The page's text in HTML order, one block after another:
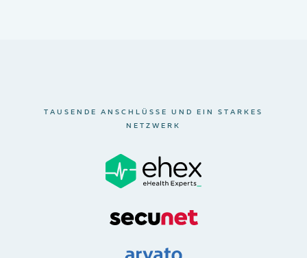
TAUSENDE ANSCHLÜSSE UND EIN STARKES
NETZWERK